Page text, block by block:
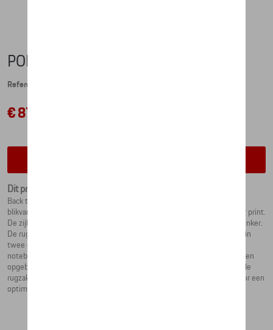
PORSCHE SCHOOL BACKPACK
Referentie: WAP0350010N0WW
€ 87,22
Dit product is momenteel niet op stock
Back to school! De stijlvolle schoolrugzak van Porsche is een echte
blikvanger: Porsche-logo's sieren de voorkant als reflecterende all-over print.
De zijkanten hebben reflecterende banden voor zichtbaarheid in het donker.
De rugzak opent en sluit met een ritssluiting. Binnenin is het verdeeld in
twee gebieden: het hoofdvak biedt voldoende ruimte voor boeken en
notebooks, terwijl waardevolle spullen snel en eenvoudig kunnen worden
opgeborgen in het voorvak. De elastische zakken aan de zijkanten van de
rugzak bieden extra ruimte. De verstelbare schouderbanden zorgen voor een
optimale pasvorm en comfort.